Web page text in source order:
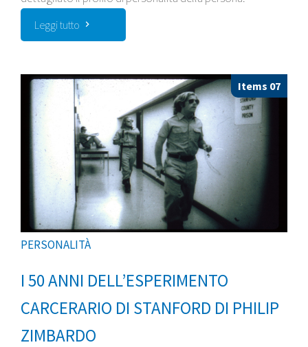
Leggi tutto
Items 07
PERSONALITÀ
I 50 ANNI DELL’ESPERIMENTO
CARCERARIO DI STANFORD DI PHILIP
ZIMBARDO